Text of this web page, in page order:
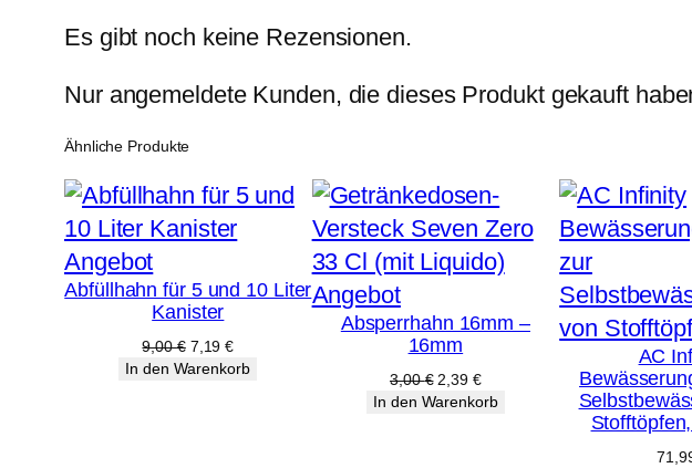
A
e
n
e
Es gibt noch keine Rezensionen.
Nur angemeldete Kunden, die dieses Produkt gekauft
Ähnliche Produkte
AngebotProdukt
im
Angebot
Abfüllhahn für 5 und 10 Liter
Kanister
9,00€ Ursprünglicher
Preis
7,19€Aktueller
Preis
In den Warenkorb
AngebotProdukt
im
Angebot
Absperrhahn 16mm –
16mm
3,00€ Ursprünglicher
Preis
2,39 €Aktueller
Preis
In den Warenkorb
AC